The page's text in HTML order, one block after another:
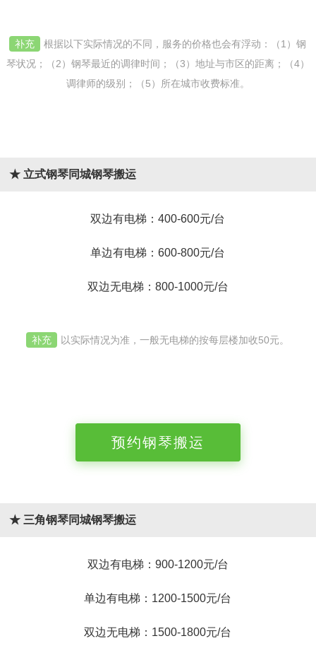
补充
根据以下实际情况的不同，服务的价格也会有浮动：（1）钢
琴状况；（2）钢琴最近的调律时间；（3）地址与市区的距离；（4）
调律师的级别；（5）所在城市收费标准。
★ 立式钢琴同城钢琴搬运
双边有电梯：400-600元/台
单边有电梯：600-800元/台
双边无电梯：800-1000元/台
补充 以实际情况为准，一般无电梯的按每层楼加收50元。
预约钢琴搬运
★ 三角钢琴同城钢琴搬运
双边有电梯：900-1200元/台
单边有电梯：1200-1500元/台
双边无电梯：1500-1800元/台